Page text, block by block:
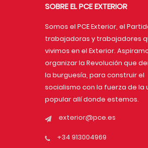
SOBRE EL PCE EXTERIOR
Somos el PCE Exterior, el
trabajadoras y trabajadores
vivimos en el Exterior.
organizar la Revolución que
la burguesía, para construir el
socialismo con la fuerza de la
popular allí donde estemos.
exterior@pce.es
+34 913004969